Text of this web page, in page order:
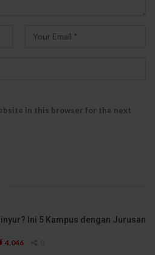
in this browser for the next
Ini 5 Kampus dengan Jurusan
4,046